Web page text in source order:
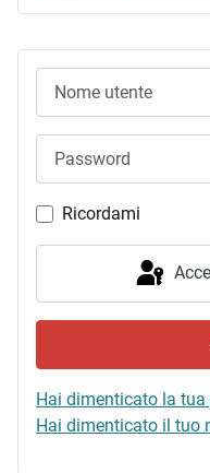
Ricordami
Hai dimenticato la tua
Hai dimenticato il tuo